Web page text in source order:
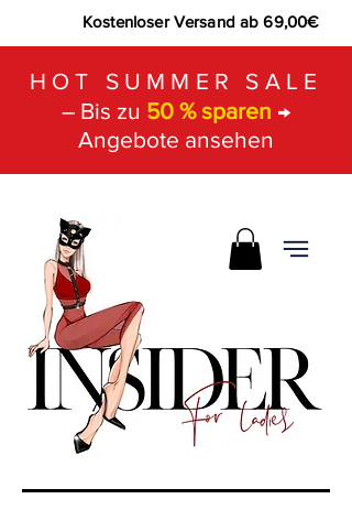
Kostenloser Versand ab 69,00€
HOT SUMMER SALE
– Bis zu 50 % sparen →
Angebote ansehen